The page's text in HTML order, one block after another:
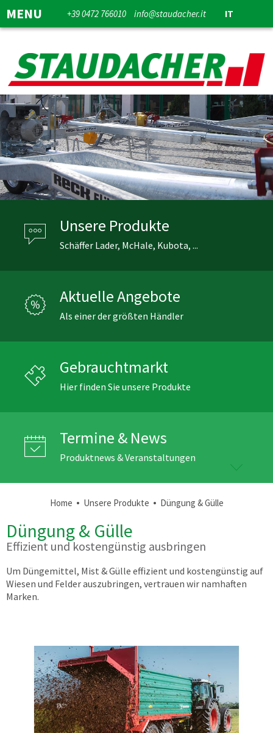
MENU +39 0472 766010 info@staudacher.it IT
Unsere Produkte
Schäffer Lader, McHale, Kubota, ...
Aktuelle Angebote
Als einer der größten Händler
Gebrauchtmarkt
Hier finden Sie unsere Produkte
Termine & News
Produktnews & Veranstaltungen
Home • Unsere Produkte • Düngung & Gülle
Düngung & Gülle
Effizient und kostengünstig ausbringen
Um Düngemittel, Mist & Gülle effizient und kostengünstig auf
Wiesen und Felder auszubringen, vertrauen wir namhaften
Marken.